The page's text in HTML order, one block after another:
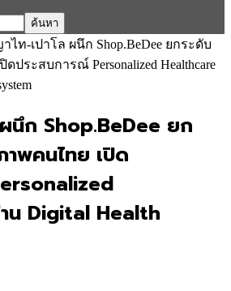
ไท-เปาโล ผนึก Shop.BeDee ยกระดับ
ประสบการณ์ Personalized Healthcare
นึก Shop.BeDee ยก
าพคนไทย เปิด
น Digital Health